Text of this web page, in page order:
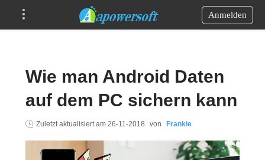
Anmelden
Wie man Android Daten
auf dem PC sichern kann
Zuletzt aktualisiert am 26-11-2018 von Frankie